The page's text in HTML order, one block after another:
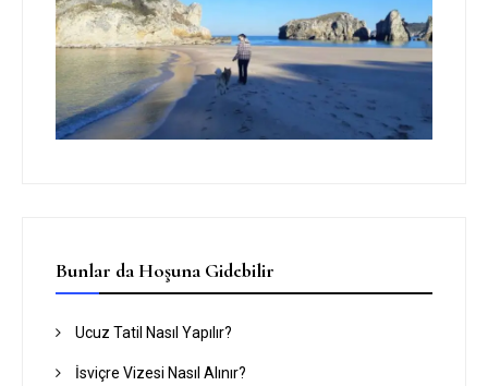
Bunlar da Hoşuna Gidebilir
Ucuz Tatil Nasıl Yapılır?
İsviçre Vizesi Nasıl Alınır?